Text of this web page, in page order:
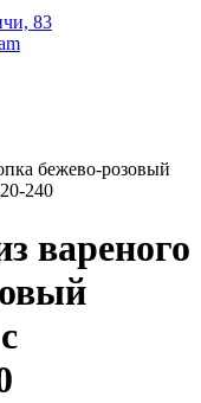
83
бежево-розовый
240
вареного